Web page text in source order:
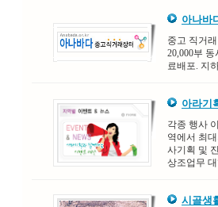
아나바
중고 직거
20,000부
료배포. 지
아라기
각종 행사
역에서 최
사기획 및
상조업무
시골생